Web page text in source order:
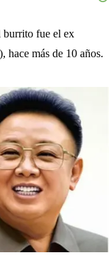
burrito fue el ex
hace más de 10 años.